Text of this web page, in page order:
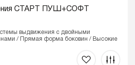
СТАРТ ПУШ+СОФТ
выдвижения с двойными
/ Прямая форма боковин / Высокие